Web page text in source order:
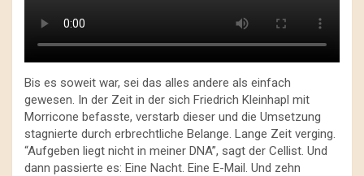
Bis es soweit war, sei das alles andere als einfach
gewesen. In der Zeit in der sich Friedrich Kleinhapl mit
Morricone befasste, verstarb dieser und die Umsetzung
stagnierte durch erbrechtliche Belange. Lange Zeit verging.
“Aufgeben liegt nicht in meiner DNA”, sagt der Cellist. Und
dann passierte es: Eine Nacht. Eine E-Mail. Und zehn